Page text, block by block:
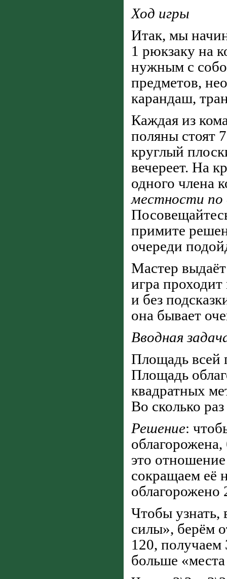
Ход игры
Итак, мы
1 рюкзаку на
нужным с
предметов,
карандаш,
Каждая из
поляны стоят
круглый
вечереет. На
одного члена
местности по
примите
очереди
Мастер
игра
и без
она бывает
Вводная
Площадь всей
Площадь
квадратных
Во сколько
Решение:
это
сокращаем её
облагорожено
Чтобы узнать,
силы», берём
120, получаем
больше